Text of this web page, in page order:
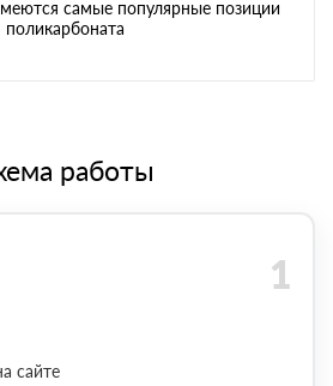
самые популярные позиции
поликарбоната
работы
сайте